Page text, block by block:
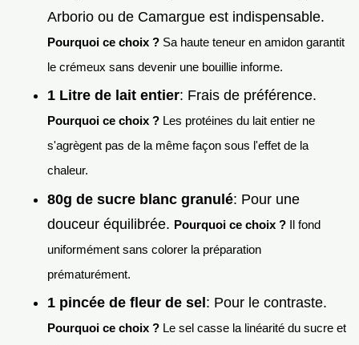
Arborio ou de Camargue est indispensable.
Pourquoi ce choix ? Sa haute teneur en amidon garantit
le crémeux sans devenir une bouillie informe.
1 Litre de lait entier: Frais de préférence.
Pourquoi ce choix ? Les protéines du lait entier ne
s'agrègent pas de la même façon sous l'effet de la
chaleur.
80g de sucre blanc granulé: Pour une
douceur équilibrée. Pourquoi ce choix ? Il fond
uniformément sans colorer la préparation
prématurément.
1 pincée de fleur de sel : Pour le contraste.
Pourquoi ce choix ? Le sel casse la linéarité du sucre et